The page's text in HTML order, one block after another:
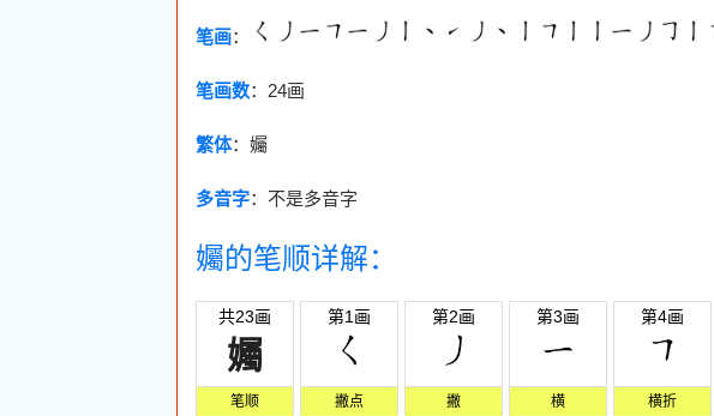
笔画：
笔画数： 24画
繁体：孎
多音字：不是多音字
孎的笔顺详解：
共23画
孎
笔顺
第1画
撇点
第2画
撇
第3画
横
第4画
横折